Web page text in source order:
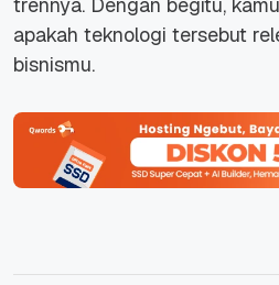
apakah teknologi tersebut
bisnismu.